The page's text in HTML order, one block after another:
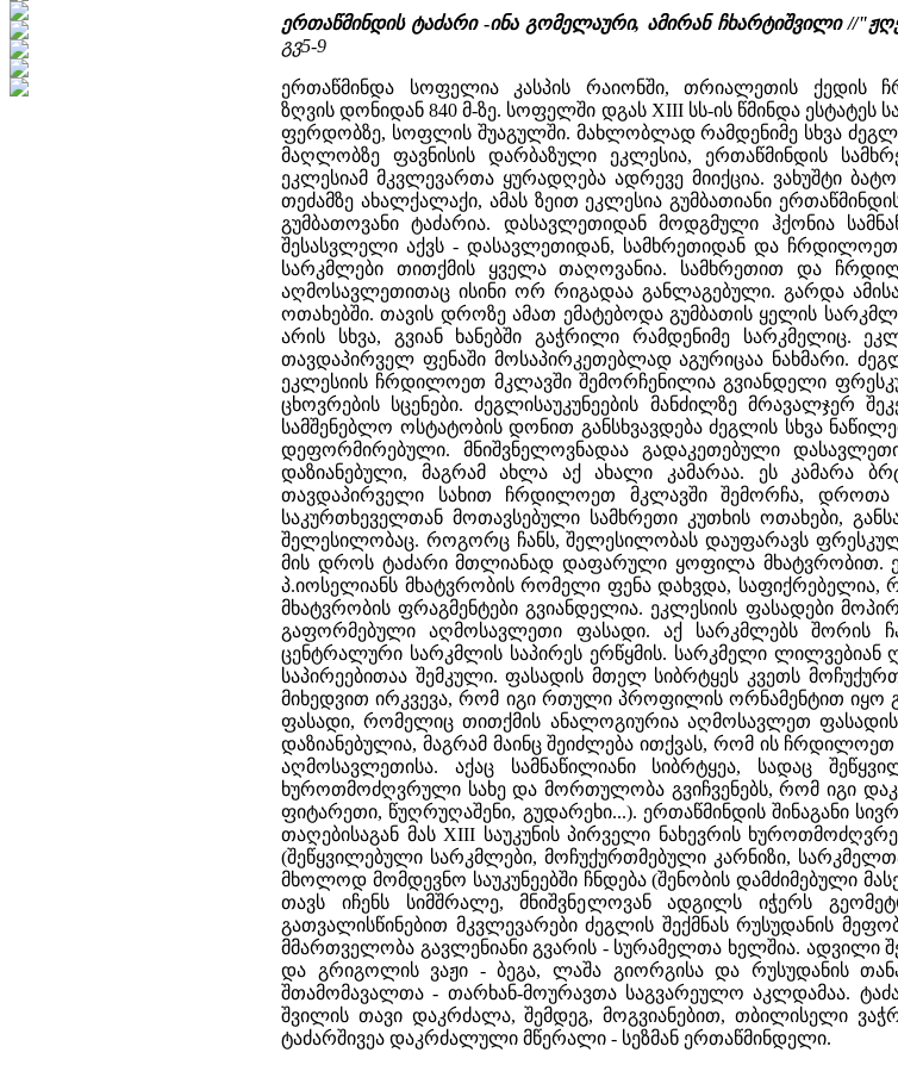
ერთაწმინდის ტაძარი-ინა გომელაური, ამირან ჩხარტიშვილი //
გვ5-9
ერთაწმინდა სოფელია კასპის რაიონში, თრიალეთის ქედის
ზღვის დონიდან 840 მ-ზე. სოფელში დგას XIII სს-ის წმინდა
ფერდობზე, სოფლის შუაგულში. მახლობლად რამდენიმე სხვა
მაღლობზე ფავნისის დარბაზული ეკლესია, ერთაწმინდის
ეკლესიამ მკვლევართა ყურადღება ადრევე მიიქცია. ვახუშტი
თეძამზე ახალქალაქი, ამას ზეით ეკლესია გუმბათიანი
გუმბათოვანი ტაძარია. დასავლეთიდან მოდგმული ჰქონია
შესასვლელი აქვს - დასავლეთიდან, სამხრეთიდან და
სარკმლები თითქმის ყველა თაღოვანია. სამხრეთით და
აღმოსავლეთითაც ისინი ორ რიგადაა განლაგებული. გარდა
ოთახებში. თავის დროზე ამათ ემატებოდა გუმბათის ყელის
არის სხვა, გვიან ხანებში გაჭრილი რამდენიმე სარკმელიც.
თავდაპირველ ფენაში მოსაპირკეთებლად აგურიცაა ნახმარი.
ეკლესიის ჩრდილოეთ მკლავში შემორჩენილია გვიანდელი
ცხოვრების სცენები. ძეგლისაუკუნეების მანძილზე მრავალჯერ
სამშენებლო ოსტატობის დონით განსხვავდება ძეგლის სხვა
დეფორმირებული. მნიშვნელოვნადაა გადაკეთებული
დაზიანებული, მაგრამ ახლა აქ ახალი კამარაა. ეს
თავდაპირველი სახით ჩრდილოეთ მკლავში შემორჩა, დროთა
საკურთხეველთან მოთავსებული სამხრეთი კუთხის ოთახები,
შელესილობაც. როგორც ჩანს, შელესილობას დაუფარავს
მის დროს ტაძარი მთლიანად დაფარული ყოფილა მხატვრობით.
პ.იოსელიანს მხატვრობის რომელი ფენა დახვდა, საფიქრებელია,
მხატვრობის ფრაგმენტები გვიანდელია. ეკლესიის ფასადები
გაფორმებული აღმოსავლეთი ფასადი. აქ სარკმლებს შორის
ცენტრალური სარკმლის საპირეს ერწყმის. სარკმელი
საპირეებითაა შემკული. ფასადის მთელ სიბრტყეს კვეთს
მიხედვით ირკვევა, რომ იგი რთული პროფილის ორნამენტით
ფასადი, რომელიც თითქმის ანალოგიურია აღმოსავლეთ
დაზიანებულია, მაგრამ მაინც შეიძლება ითქვას, რომ ის
აღმოსავლეთისა. აქაც სამნაწილიანი სიბრტყეა, სადაც
ხუროთმოძღვრული სახე და მორთულობა გვიჩვენებს, რომ იგი
ფიტარეთი, წუღრუღაშენი, გუდარეხი...). ერთაწმინდის შინაგანი
თაღებისაგან მას XIII საუკუნის პირველი ნახევრის
(შეწყვილებული სარკმლები, მოჩუქურთმებული კარნიზი,
მხოლოდ მომდევნო საუკუნეებში ჩნდება (შენობის დამძიმებული
თავს იჩენს სიმშრალე, მნიშვნელოვან ადგილს იჭერს
გათვალისწინებით მკვლევარები ძეგლის შექმნას რუსუდანის
მმართველობა გავლენიანი გვარის - სურამელთა ხელშია. ადვილი
და გრიგოლის ვაჟი - ბეგა, ლაშა გიორგისა და რუსუდანის
შთამომავალთა - თარხან-მოურავთა საგვარეულო აკლდამაა.
შვილის თავი დაკრძალა, შემდეგ, მოგვიანებით, თბილისელი
ტაძარშივეა დაკრძალული მწერალი - სეზმან ერთაწმინდელი.